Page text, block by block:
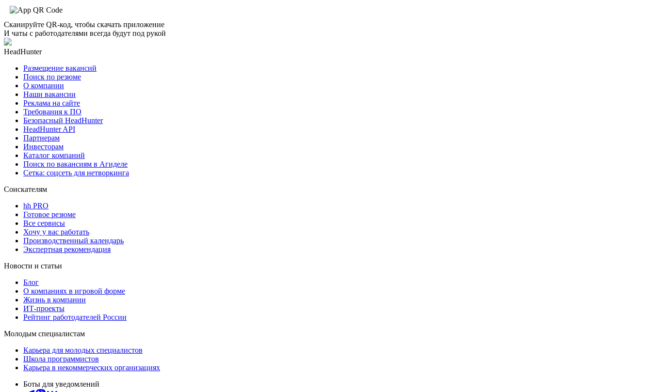
Сканируйте QR-код, чтобы скачать приложение
И чаты с работодателями всегда будут под рукой
HeadHunter
Размещение вакансий
Поиск по резюме
О компании
Наши вакансии
Реклама на сайте
Требования к ПО
Безопасный HeadHunter
HeadHunter API
Партнерам
Инвесторам
Каталог компаний
Поиск по вакансиям в Агиделе
Сетка: соцсеть для нетворкинга
Соискателям
hh PRO
Готовое резюме
Все сервисы
Хочу у вас работать
Производственный календарь
Экспертная рекомендация
Новости и статьи
Блог
О компаниях в игровой форме
Жизнь в компании
ИТ-проекты
Рейтинг работодателей России
Молодым специалистам
Карьера для молодых специалистов
Школа программистов
Карьера в некоммерческих организациях
Боты для уведомлений